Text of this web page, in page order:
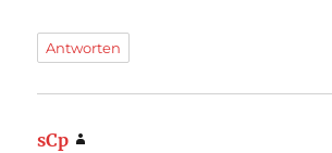
Antworten
sCp